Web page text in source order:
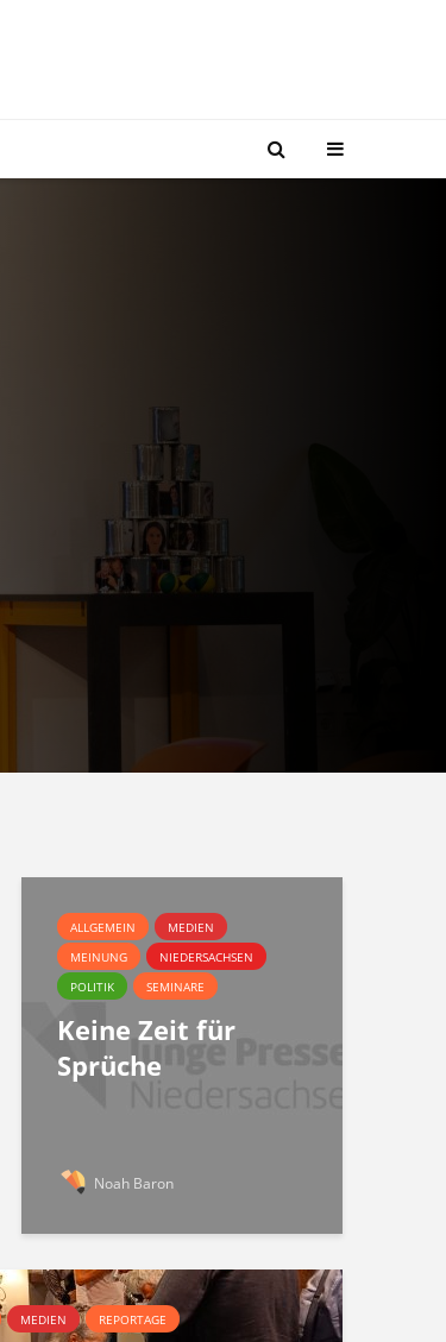
ALLGEMEIN
MEDIEN
MEINUNG
NIEDERSACHSEN
POLITIK
SEMINARE
Keine Zeit für
Sprüche
Noah Baron
MEDIEN REPORTAGE